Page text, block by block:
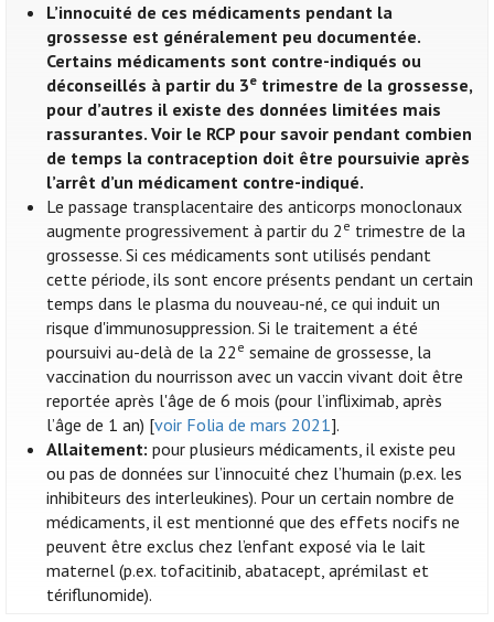
L’innocuité de ces médicaments pendant la
grossesse est généralement peu documentée.
Certains médicaments sont contre-indiqués ou
déconseillés à partir du 3e trimestre de la grossesse,
pour d’autres il existe des données limitées mais
rassurantes. Voir le RCP pour savoir pendant combien
de temps la contraception doit être poursuivie après
l’arrêt d’un médicament contre-indiqué.
Le passage transplacentaire des anticorps monoclonaux
augmente progressivement à partir du 2 e trimestre de la
grossesse. Si ces médicaments sont utilisés pendant
cette période, ils sont encore présents pendant un certain
temps dans le plasma du nouveau-né, ce qui induit un
risque d'immunosuppression. Si le traitement a été
poursuivi au-delà de la 22 e semaine de grossesse, la
vaccination du nourrisson avec un vaccin vivant doit être
reportée après l'âge de 6 mois (pour l’infliximab, après
l’âge de 1 an) [voir Folia de mars 2021].
Allaitement: pour plusieurs médicaments, il existe peu
ou pas de données sur l’innocuité chez l’humain (p.ex. les
inhibiteurs des interleukines). Pour un certain nombre de
médicaments, il est mentionné que des effets nocifs ne
peuvent être exclus chez l’enfant exposé via le lait
maternel (p.ex. tofacitinib, abatacept, aprémilast et
tériflunomide).